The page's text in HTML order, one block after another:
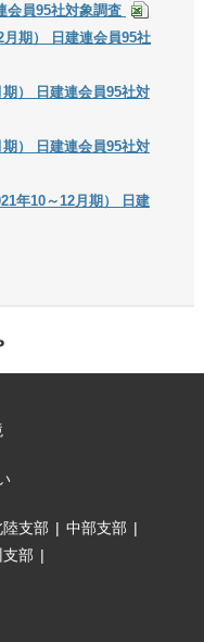
会員95社対象調査
期） 日建連会員95社
） 日建連会員95社対
） 日建連会員95社対
年10～12月期） 日建
陸支部 | 中部支部 |
支部 |